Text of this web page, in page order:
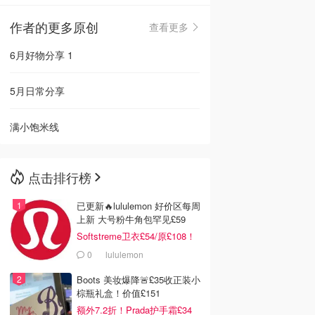
🇳🇿新西兰
作者的更多原创
查看更多
6月好物分享 1
5月日常分享
满小饱米线
点击排行榜
已更新🔥lululemon 好价区每周
上新 大号粉牛角包罕见£59
Softstreme卫衣£54/原£108！
0 lululemon
Boots 美妆爆降🚨£35收正装小
棕瓶礼盒！价值£151
额外7.2折！Prada护手霜£34